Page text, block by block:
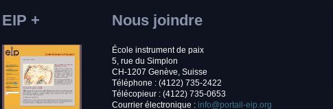
EIP + Nous joindre
École instrument de paix
5, rue du Simplon
CH-1207 Genève, Suisse
Téléphone : (4122) 735-2422
Télécopieur : (4122) 735-0653
Courrier électronique : info@portail-eip.org